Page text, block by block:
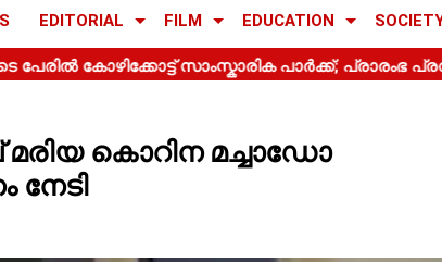
EDITORIAL FILM EDUCATION
കൊറിന മച്ചാഡോ